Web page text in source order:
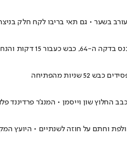
שון וייסמן • המנג'ר פרדיננד
על חוזה לשנתיים • היועץ